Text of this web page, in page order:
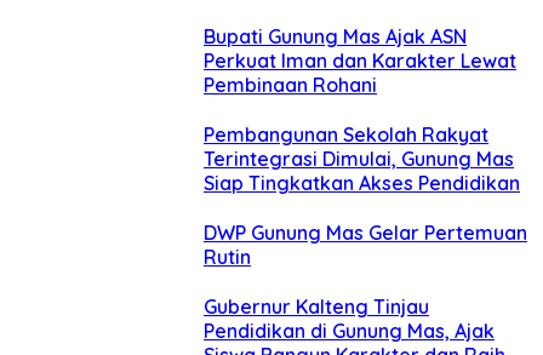
Bupati Gunung Mas Ajak ASN
Perkuat Iman dan Karakter Lewat
Pembinaan Rohani
Pembangunan Sekolah Rakyat
Terintegrasi Dimulai, Gunung Mas
Siap Tingkatkan Akses Pendidikan
DWP Gunung Mas Gelar Pertemuan
Rutin
Gubernur Kalteng Tinjau
Pendidikan di Gunung Mas, Ajak